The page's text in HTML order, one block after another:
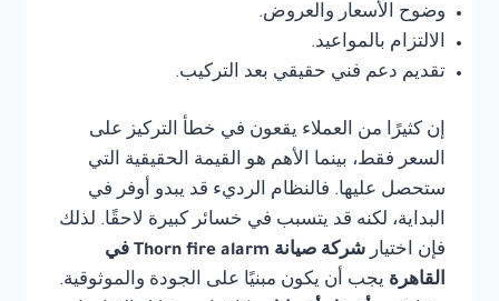
وضوح الأسعار والعروض.
الالتزام بالمواعيد.
تقديم دعم فني حقيقي بعد التركيب.
إن كثيرًا من العملاء يقعون في خطأ التركيز على
السعر فقط، بينما الأهم هو القيمة الحقيقية التي
ستحصل عليها. فالنظام الرديء قد يبدو أوفر في
البداية، لكنه قد يتسبب في خسائر كبيرة لاحقًا. لذلك
فإن اختيار
شركة صيانة Thorn fire alarm في
القاهرة يجب أن يكون مبنيًا على الجودة والموثوقية.